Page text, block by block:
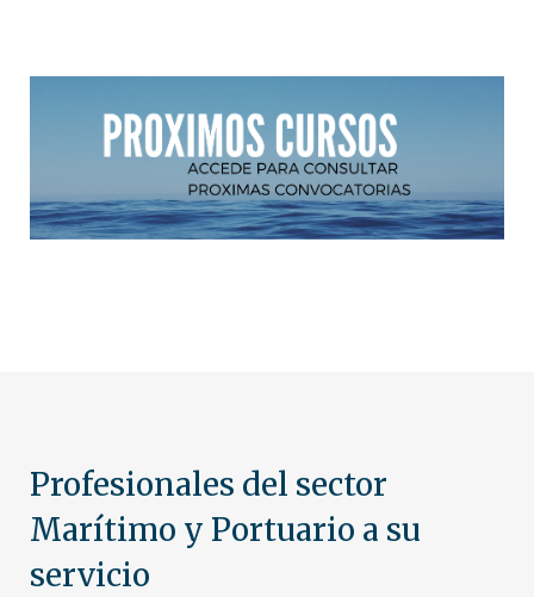
Profesionales del sector
Marítimo y Portuario a su
servicio